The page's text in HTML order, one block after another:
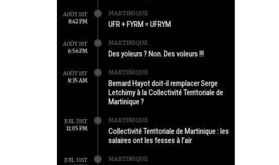
AOÛT 1ST
8:42 PM
MARTINIQUE
UFR + FYRM = UFRYM
AOÛT 1ST
6:56 PM
MARTINIQUE
Des yoleurs ? Non. Des voleurs !!!
AOÛT 1ST
8:35 AM
MARTINIQUE
Bernard Hayot doit-il remplacer Serge
Letchimy à la Collectivité Territoriale de
Martinique ?
JUIL 31ST
11:05 PM
MARTINIQUE
Collectivité Territoriale de Martinique : les
salaires ont les fesses à l’air
JUIL 31ST
MARTINIQUE